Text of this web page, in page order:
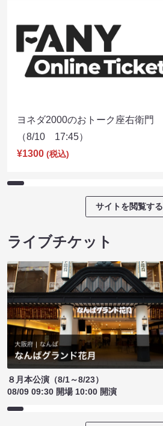
ヨネダ2000のおトーク座右衛門
（8/10 17:45）
¥1300 (税込)
サイトを閲覧する
ライブチケット
８月本公演（8/1～8/23）
08/09 09:30 開場 10:00 開演